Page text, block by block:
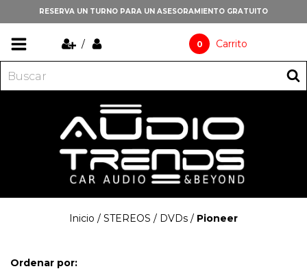
RESERVA UN TURNO PARA UN ASESORAMIENTO GRATUITO
/ 0 Carrito
Inicio / STEREOS / DVDs / Pioneer
Ordenar por: